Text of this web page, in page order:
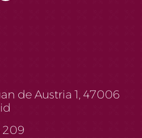
de Austria 1, 47006
209